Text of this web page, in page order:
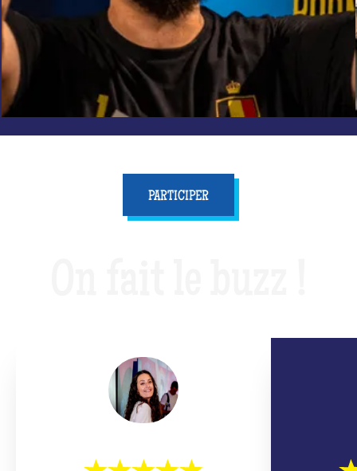
PARTICIPER